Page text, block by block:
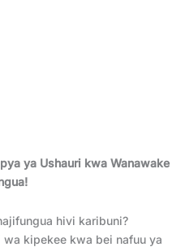
ya Ushauri kwa Wanawake
hivi karibuni?
wa kipekee kwa bei nafuu ya